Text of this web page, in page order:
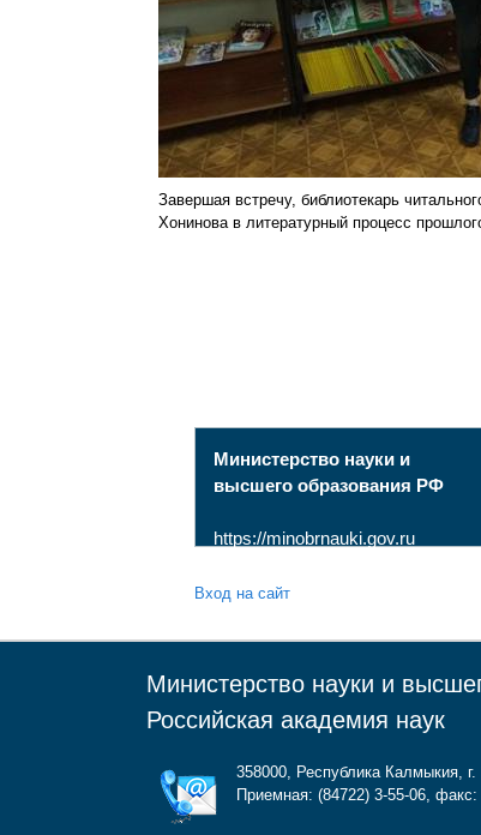
Завершая встречу, библиотекарь
Хонинова в литературный процесс
Министерство науки и
высшего образования РФ
https://minobrnauki.gov.ru
Вход на сайт
Министерство науки и
Российская академия наук
358000, Республика Калмыкия,
Приемная: (84722) 3-55-06,